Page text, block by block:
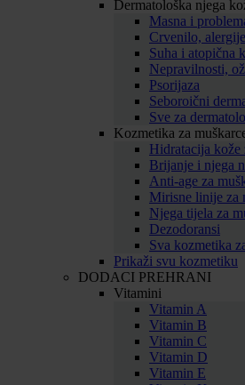
Dermatološka njega
Masna i
Crvenilo,
Suha i atopična
Nepravilnosti,
Psorijaza
Seboroični
Sve za
Kozmetika za
Hidratacija kože
Brijanje i njega
Anti-age za
Mirisne linije za
Njega tijela za
Dezodoransi
Sva kozmetika
Prikaži svu kozmetiku
DODACI PREHRANI
Vitamini
Vitamin A
Vitamin B
Vitamin C
Vitamin D
Vitamin E